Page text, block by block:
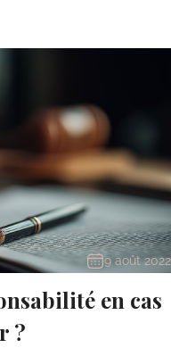
9 août 2022
en cas
?